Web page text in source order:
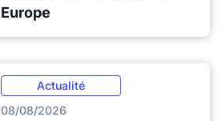
Europe
Actualité
08/08/2026